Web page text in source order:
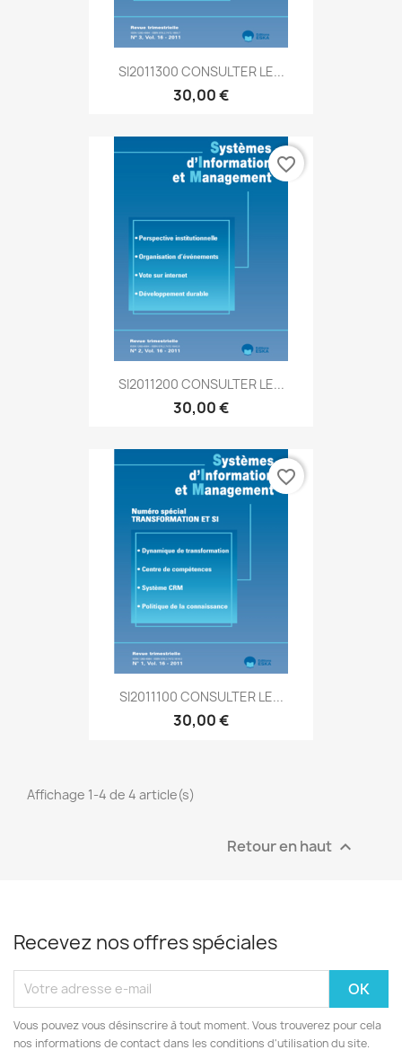
SI2011300 CONSULTER LE...
30,00 €
SI2011200 CONSULTER LE...
30,00 €
favorite_border
SI2011100 CONSULTER LE...
30,00 €
favorite_border
Affichage 1-4 de 4 article(s)
Retour en haut 
Recevez nos offres spéciales
Vous pouvez vous désinscrire à tout moment. Vous trouverez pour cela
nos informations de contact dans les conditions d'utilisation du site.